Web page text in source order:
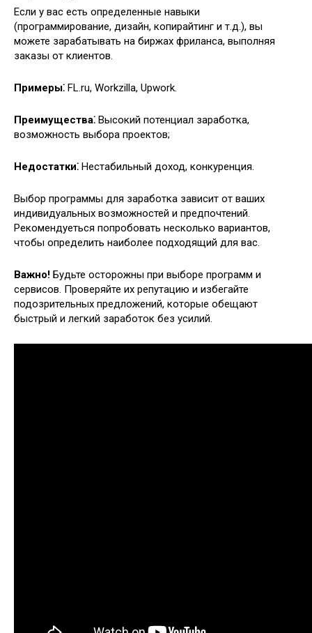
Если у вас есть определенные навыки
(программирование, дизайн, копирайтинг и т.д.), вы
можете зарабатывать на биржах фриланса, выполняя
заказы от клиентов.
Примеры⁚ FL.ru, Workzilla, Upwork.
Преимущества⁚ Высокий потенциал заработка,
возможность выбора проектов;
Недостатки⁚ Нестабильный доход, конкуренция.
Выбор программы для заработка зависит от ваших
индивидуальных возможностей и предпочтений.
Рекомендуеться попробовать несколько вариантов,
чтобы определить наиболее подходящий для вас.
Важно! Будьте осторожны при выборе программ и
сервисов. Проверяйте их репутацию и избегайте
подозрительных предложений, которые обещают
быстрый и легкий заработок без усилий.